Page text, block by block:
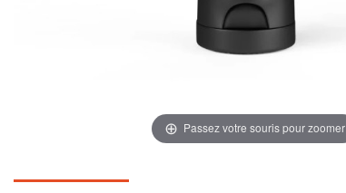
Passez votre souris pour zoomer